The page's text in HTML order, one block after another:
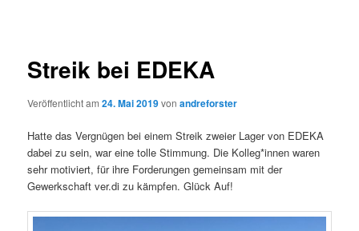
Streik bei EDEKA
Veröffentlicht am24. Mai 2019vonandreforster
Hatte das Vergnügen bei einem Streik zweier Lager von EDEKA
dabei zu sein, war eine tolle Stimmung. Die Kolleg*innen waren
sehr motiviert, für ihre Forderungen gemeinsam mit der
Gewerkschaft ver.di zu kämpfen. Glück Auf!